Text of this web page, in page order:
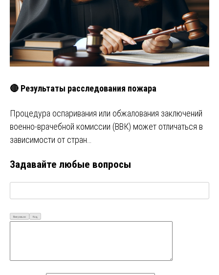
🔴 Результаты расследования пожара
Процедура оспаривания или обжалования заключений
военно-врачебной комиссии (ВВК) может отличаться в
зависимости от стран…
Задавайте любые вопросы
Визуально Код